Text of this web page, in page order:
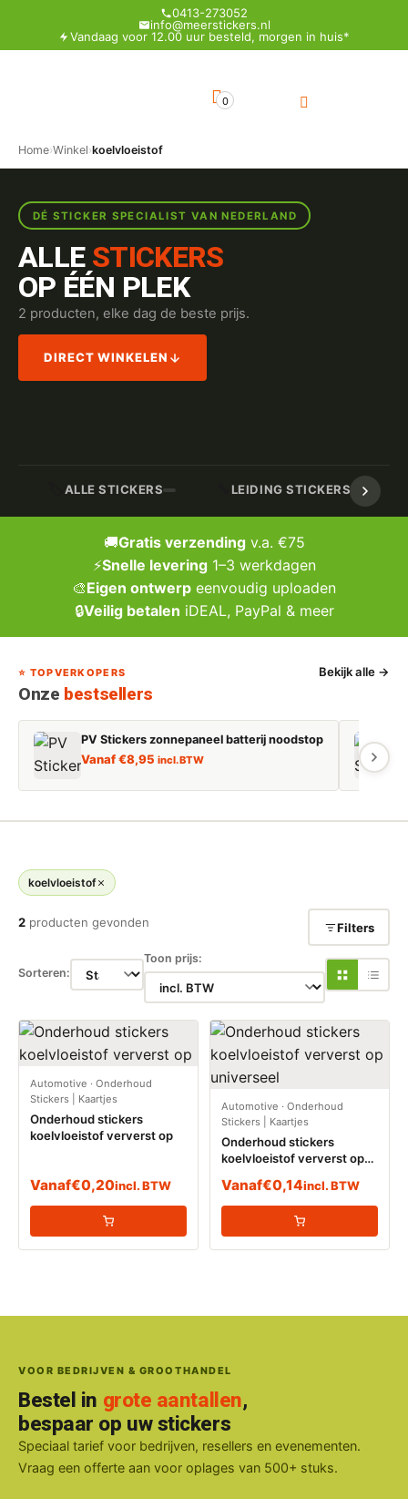
0413-273052
info@meerstickers.nl
Vandaag voor 12.00 uur besteld, morgen in huis*
0
Home›Winkel›koelvloeistof
DÉ STICKER SPECIALIST VAN NEDERLAND
ALLE STICKERS
OP ÉÉN PLEK
2 producten, elke dag de beste prijs.
DIRECT WINKELEN
ALLE STICKERS LEIDING STICKERS /
🚚Gratis verzendingv.a. €75
⚡Snelle levering1–3 werkdagen
🎨Eigen ontwerp eenvoudig uploaden
🔒Veilig betalen iDEAL, PayPal & meer
⭐ TOPVERKOPERS
Onze bestsellers
Bekijk alle →
PV Stickers zonnepaneel batterij noodstop
Vanaf€8,95 incl. BTW
koelvloeistof
2 producten gevonden Filters
Sorteren:
Toon prijs:
Automotive · Onderhoud
Stickers | Kaartjes
Onderhoud stickers
koelvloeistof ververst op
Vanaf€0,20incl. BTW
Automotive · Onderhoud
Stickers | Kaartjes
Onderhoud stickers
koelvloeistof ververst op
Vanaf€0,14incl. BTW
VOOR BEDRIJVEN & GROOTHANDEL
Bestel in grote aantallen,
bespaar op uw stickers
Speciaal tarief voor bedrijven, resellers en evenementen.
Vraag een offerte aan voor oplages van 500+ stuks.